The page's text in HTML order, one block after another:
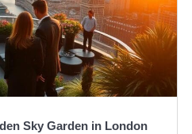
Sky Garden in London